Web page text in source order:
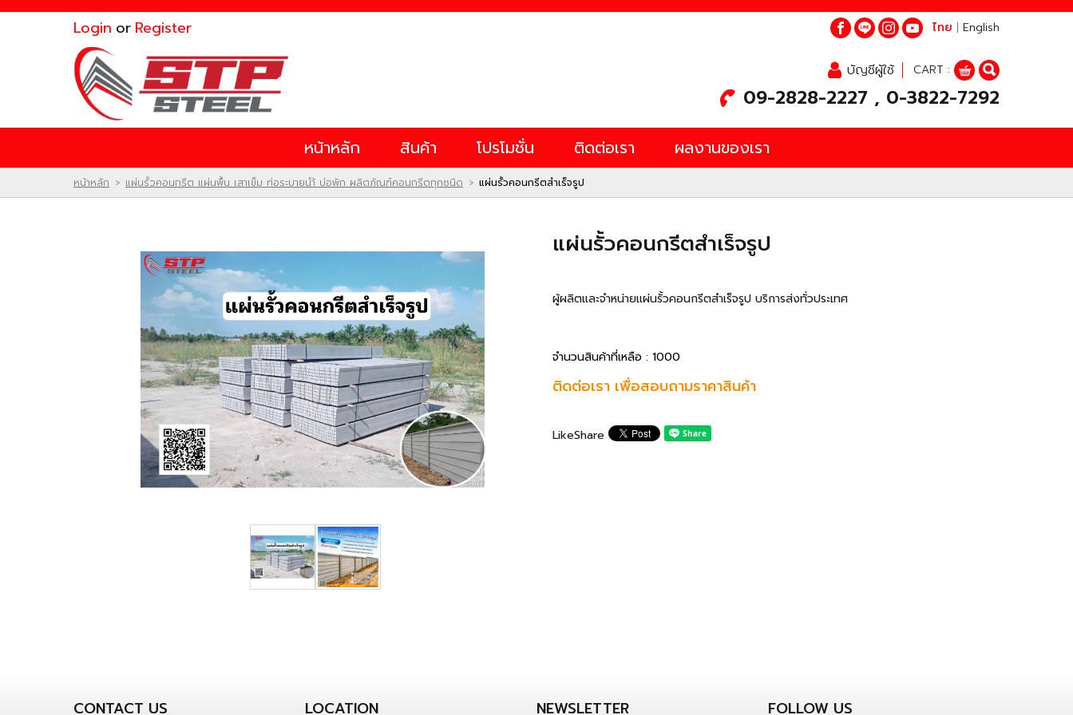
สินค้าที่สนใจ
ติดต่อเรา ผลงานของเรา
Login or Register ไทย | English
บัญชีผู้ใช้ CART :
09-2828-2227 , 0-3822-7292
หน้าหลัก สินค้า โปรโมชั่น ติดต่อเรา ผลงานของเรา
หน้าหลัก > แผ่นรั้วคอนกรีต แผ่นพื้น เสาเข็ม ท่อระบายนำ้ บ่อพัก ผลิตภัณฑ์คอนกรีตทุกชนิด > แผ่นรั้วคอนกรีตสำเร็จรูป
แผ่นรั้วคอนกรีตสำเร็จรูป
ผู้ผลิตและจำหน่ายแผ่นรั้วคอนกรีตสำเร็จรูป บริการส่งทั่วประเทศ
จำนวนสินค้าที่เหลือ : 1000
ติดต่อเรา เพื่อสอบถามราคาสินค้า
LikeShare
CONTACT US LOCATION NEWSLETTER FOLLOW US